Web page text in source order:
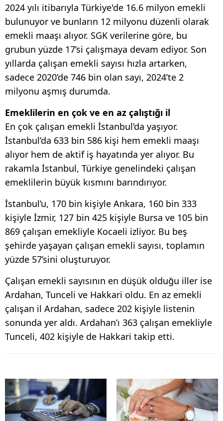
2024 yılı itibarıyla Türkiye'de 16.6 milyon emekli
bulunuyor ve bunların 12 milyonu düzenli olarak
emekli maaşı alıyor. SGK verilerine göre, bu
grubun yüzde 17’si çalışmaya devam ediyor. Son
yıllarda çalışan emekli sayısı hızla artarken,
sadece 2020’de 746 bin olan sayı, 2024’te 2
milyonu aşmış durumda.
Emeklilerin en çok ve en az çalıştığı il
En çok çalışan emekli İstanbul’da yaşıyor.
İstanbul’da 633 bin 586 kişi hem emekli maaşı
alıyor hem de aktif iş hayatında yer alıyor. Bu
rakamla İstanbul, Türkiye genelindeki çalışan
emeklilerin büyük kısmını barındırıyor.
İstanbul’u, 170 bin kişiyle Ankara, 160 bin 333
kişiyle İzmir, 127 bin 425 kişiyle Bursa ve 105 bin
869 çalışan emekliyle Kocaeli izliyor. Bu beş
şehirde yaşayan çalışan emekli sayısı, toplamın
yüzde 57’sini oluşturuyor.
Çalışan emekli sayısının en düşük olduğu iller ise
Ardahan, Tunceli ve Hakkari oldu. En az emekli
çalışan il Ardahan, sadece 202 kişiyle listenin
sonunda yer aldı. Ardahan’ı 363 çalışan emekliyle
Tunceli, 402 kişiyle de Hakkari takip etti.